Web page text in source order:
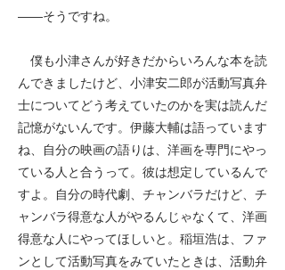
――そうですね。
僕も小津さんが好きだからいろんな本を読
んできましたけど、小津安二郎が活動写真弁
士についてどう考えていたのかを実は読んだ
記憶がないんです。伊藤大輔は語っています
ね、自分の映画の語りは、洋画を専門にやっ
ている人と合うって。彼は想定しているんで
すよ。自分の時代劇、チャンバラだけど、チ
ャンバラ得意な人がやるんじゃなくて、洋画
得意な人にやってほしいと。稲垣浩は、ファ
ンとして活動写真をみていたときは、活動弁